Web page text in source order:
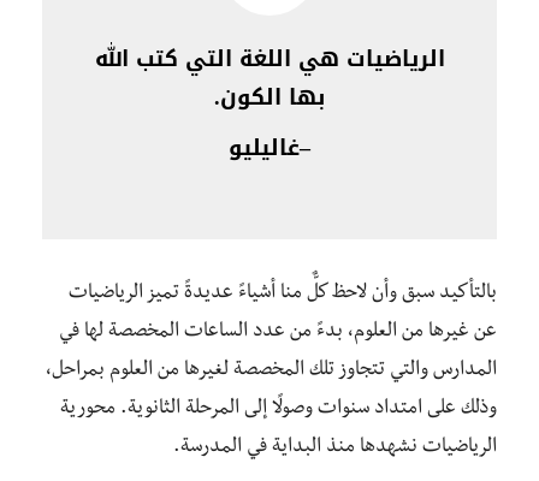
الرياضيات هي اللغة التي كتب الله
بها الكون.
–غاليليو
بالتأكيد سبق وأن لاحظ كلٌّ منا أشياءً عديدةً تميز الرياضيات
عن غيرها من العلوم، بدءً من عدد الساعات المخصصة لها في
المدارس والتي تتجاوز تلك المخصصة لغيرها من العلوم بمراحل،
وذلك على امتداد سنوات وصولًا إلى المرحلة الثانوية. محورية
الرياضيات نشهدها منذ البداية في المدرسة.